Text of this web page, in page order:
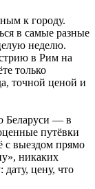
к городу.
в самые разные
неделю.
в Рим на
только
точной ценой и
Беларуси — в
путёвки
с выездом прямо
никаких
цену, что